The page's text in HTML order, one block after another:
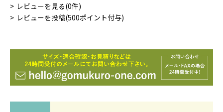
レビューを見る(0件)
レビューを投稿(500ポイント付与)